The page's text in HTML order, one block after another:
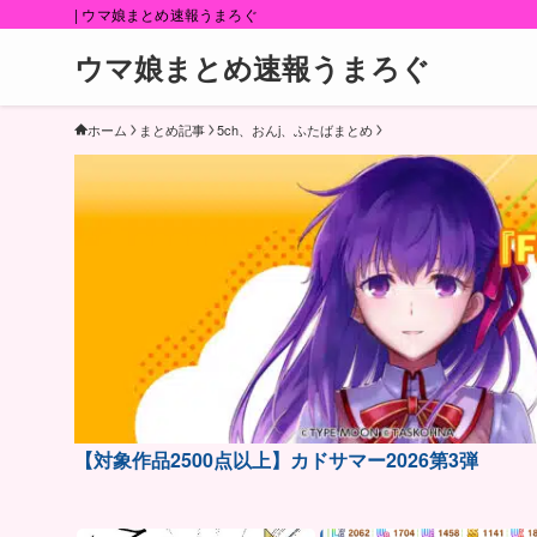
| ウマ娘まとめ速報うまろぐ
ウマ娘まとめ速報うまろぐ
ホーム まとめ記事 5ch、おんj、ふたばまとめ
【対象作品2500点以上】カドサマー2026第3弾